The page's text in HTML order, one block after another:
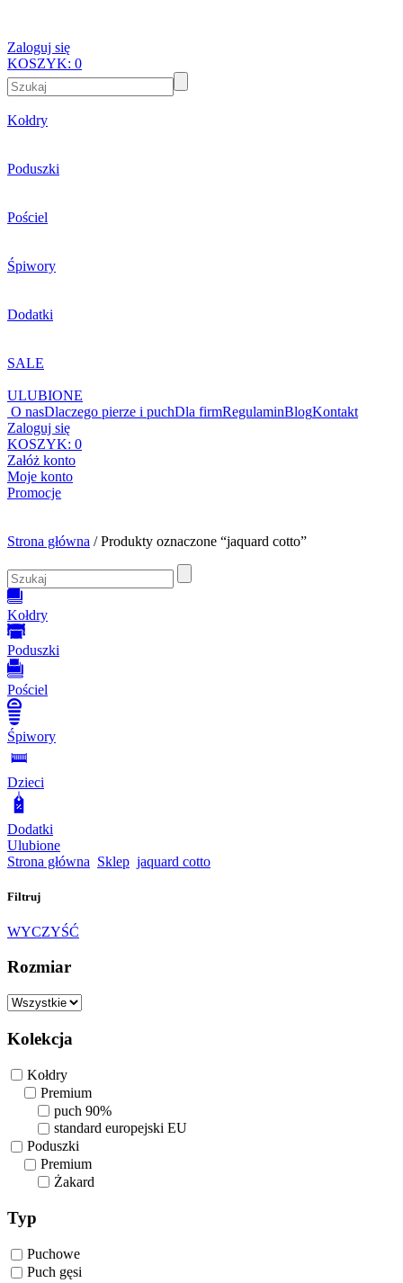
Zaloguj się
KOSZYK: 0
Kołdry
Poduszki
Pościel
Śpiwory
Dodatki
SALE
ULUBIONE
O nasDlaczego pierze i puchDla firmRegulaminBlogKontakt
Zaloguj się
KOSZYK: 0
Załóż konto
Moje konto
Promocje
Strona główna / Produkty oznaczone “jaquard cotto”
Kołdry
Poduszki
Pościel
Śpiwory
Dzieci
Dodatki
Ulubione
Strona główna Sklep jaquard cotto
Filtruj
WYCZYŚĆ
Rozmiar
Kolekcja
Kołdry
Premium
puch 90%
standard europejski EU
Poduszki
Premium
Żakard
Typ
Puchowe
Puch gęsi